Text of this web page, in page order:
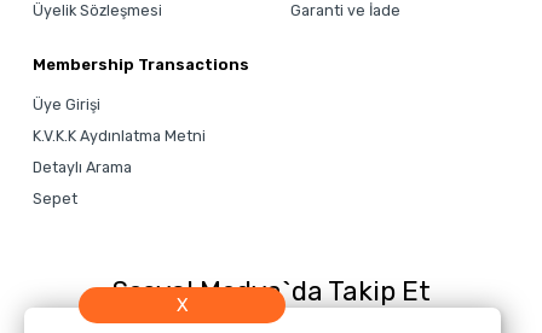
Üyelik Sözleşmesi
Garanti ve İade
Membership Transactions
Üye Girişi
K.V.K.K Aydınlatma Metni
Detaylı Arama
Sepet
Sosyal Medya`da Takip Et
X